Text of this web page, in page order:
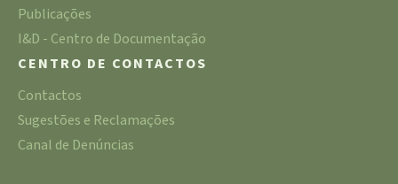
Publicações
I&D - Centro de Documentação
CENTRO DE CONTACTOS
Contactos
Sugestões e Reclamações
Canal de Denúncias